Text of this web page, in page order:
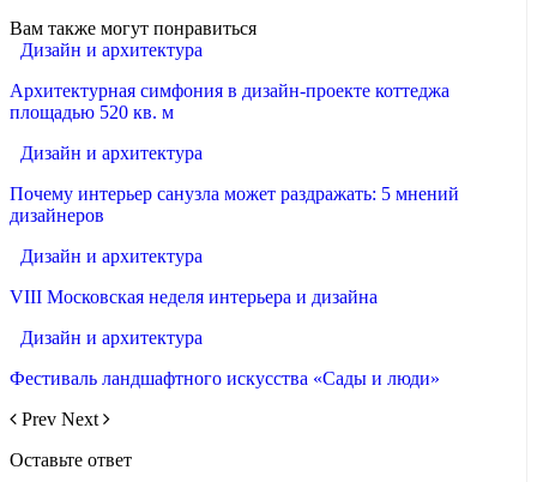
Вам также могут понравиться
Дизайн и архитектура
Архитектурная симфония в дизайн-проекте коттеджа
площадью 520 кв. м
Дизайн и архитектура
Почему интерьер санузла может раздражать: 5 мнений
дизайнеров
Дизайн и архитектура
VIII Московская неделя интерьера и дизайна
Дизайн и архитектура
Фестиваль ландшафтного искусства «Сады и люди»
Prev Next
Оставьте ответ